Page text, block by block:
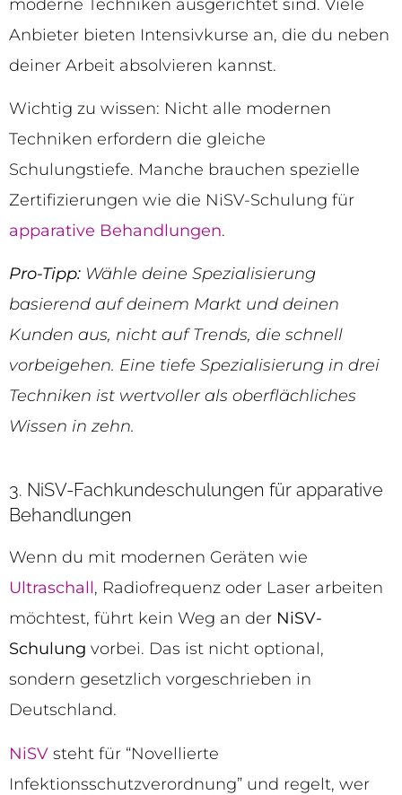
moderne Techniken ausgerichtet sind. Viele
Anbieter bieten Intensivkurse an, die du neben
deiner Arbeit absolvieren kannst.
Wichtig zu wissen: Nicht alle modernen
Techniken erfordern die gleiche
Schulungstiefe. Manche brauchen spezielle
Zertifizierungen wie die NiSV-Schulung für
apparative Behandlungen.
Pro-Tipp: Wähle deine Spezialisierung
basierend auf deinem Markt und deinen
Kunden aus, nicht auf Trends, die schnell
vorbeigehen. Eine tiefe Spezialisierung in drei
Techniken ist wertvoller als oberflächliches
Wissen in zehn.
3. NiSV-Fachkundeschulungen für apparative
Behandlungen
Wenn du mit modernen Geräten wie
Ultraschall, Radiofrequenz oder Laser arbeiten
möchtest, führt kein Weg an der NiSV-
Schulung vorbei. Das ist nicht optional,
sondern gesetzlich vorgeschrieben in
Deutschland.
NiSV steht für “Novellierte
Infektionsschutzverordnung” und regelt, wer